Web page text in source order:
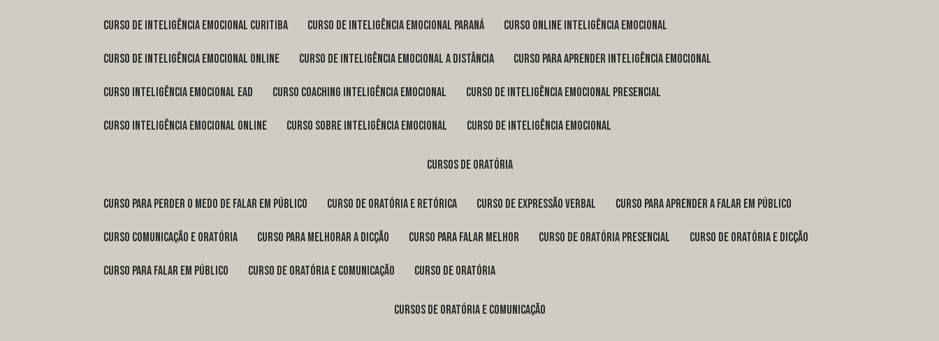
curso de inteligência emocional Curitiba curso de inteligência emocional Paraná curso online inteligência emocional
curso de inteligência emocional online curso de inteligência emocional a distância curso para aprender inteligência emocional
curso inteligência emocional ead curso coaching inteligência emocional curso de inteligência emocional presencial
curso inteligência emocional online curso sobre inteligência emocional curso de inteligência emocional
cursos de oratória
curso para perder o medo de falar em público curso de oratória e retórica curso de expressão verbal curso para aprender a falar em público
curso comunicação e oratória curso para melhorar a dicção curso para falar melhor curso de oratória presencial curso de oratória e dicção
curso para falar em público curso de oratória e comunicação curso de oratória
cursos de oratória e comunicação